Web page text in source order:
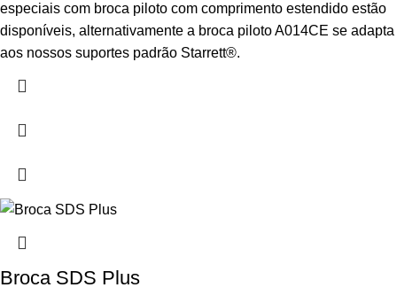
especiais com broca piloto com comprimento estendido estão
disponíveis, alternativamente a broca piloto A014CE se adapta
aos nossos suportes padrão Starrett®.
Broca SDS Plus